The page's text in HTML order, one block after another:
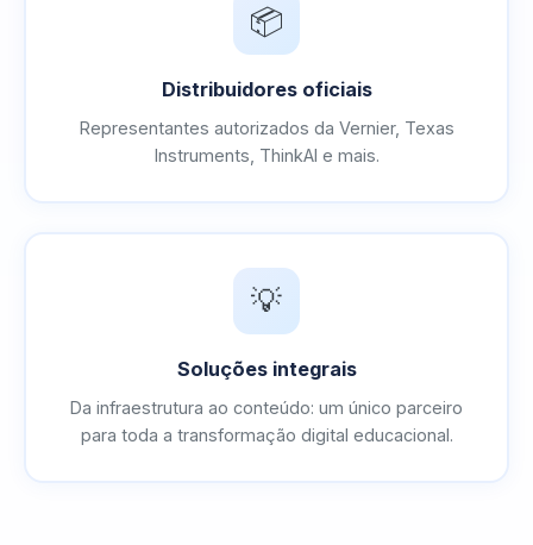
📦
Distribuidores oficiais
Representantes autorizados da Vernier, Texas
Instruments, ThinkAI e mais.
💡
Soluções integrais
Da infraestrutura ao conteúdo: um único parceiro
para toda a transformação digital educacional.